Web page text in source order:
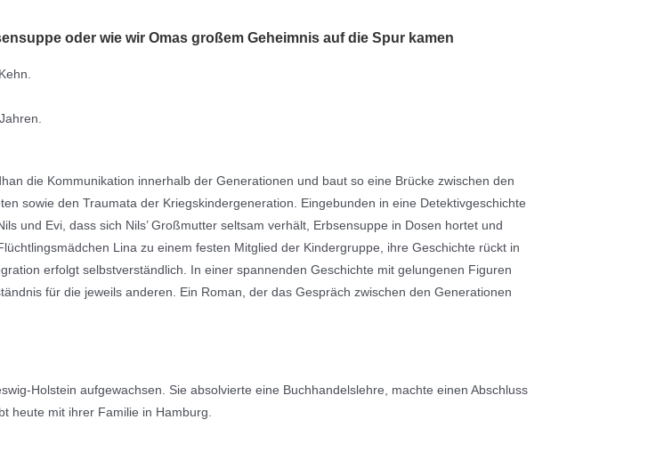
oder wie wir Omas großem Geheimnis auf die Spur kamen
die Kommunikation innerhalb der Generationen und baut so eine Brücke zwischen den
sowie den Traumata der Kriegskindergeneration. Eingebunden in eine Detektivgeschichte
und Evi, dass sich Nils’ Großmutter seltsam verhält, Erbsensuppe in Dosen hortet und
Lina zu einem festen Mitglied der Kindergruppe, ihre Geschichte rückt in
erfolgt selbstverständlich. In einer spannenden Geschichte mit gelungenen Figuren
für die jeweils anderen. Ein Roman, der das Gespräch zwischen den Generationen
Holstein aufgewachsen. Sie absolvierte eine Buchhandelslehre, machte einen Abschluss
heute mit ihrer Familie in Hamburg.